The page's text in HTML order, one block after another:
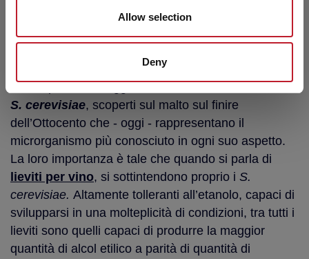
Allow selection
Deny
Un’alternativa alla fermentazione alcolica spontanea
è lafermentazione guidata, condotta cioè dalieviti
S. cerevisiae, scoperti sul malto sul finire
dell’Ottocento che - oggi - rappresentano il
microrganismo più conosciuto in ogni suo aspetto.
La loro importanza è tale che quando si parla di
lieviti per vino, si sottintendono proprio i S.
cerevisiae. Altamente tolleranti all’etanolo, capaci di
svilupparsi in una molteplicità di condizioni, tra tutti i
lieviti sono quelli capaci di produrre la maggior
quantità di alcol etilico a parità di quantità di